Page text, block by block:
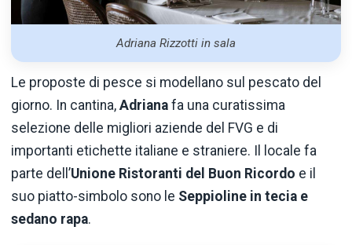
Adriana Rizzotti in sala
Le proposte di pesce si modellano sul pescato del
giorno. In cantina, Adriana fa una curatissima
selezione delle migliori aziende del FVG e di
importanti etichette italiane e straniere. Il locale fa
parte dell’Unione Ristoranti del Buon Ricordo e il
suo piatto-simbolo sono le Seppioline in tecia e
sedano rapa.